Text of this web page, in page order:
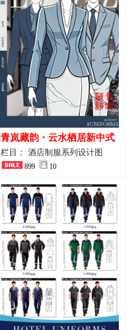
青岚藏韵・云水栖居新中式
酒店全岗位制服设计原创作
品图
栏目： 酒店制服系列设计图
899 10